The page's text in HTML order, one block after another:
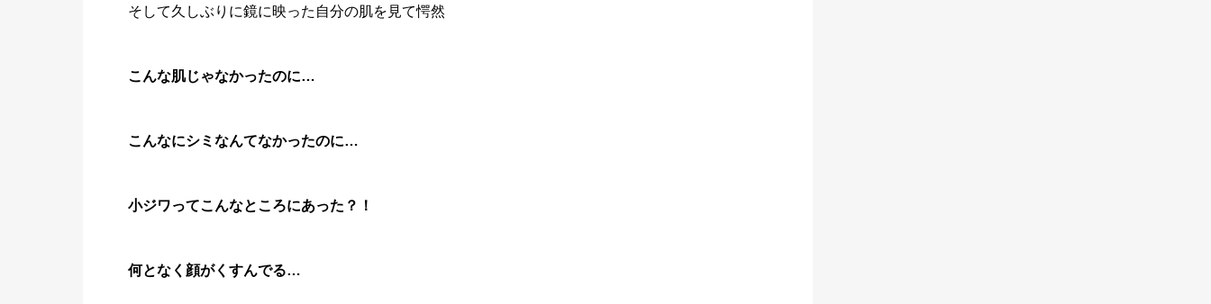
そして久しぶりに鏡に映った自分の肌を見て愕然
こんな肌じゃなかったのに…
こんなにシミなんてなかったのに…
小ジワってこんなところにあった？！
何となく顔がくすんでる…